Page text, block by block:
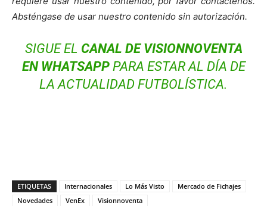
Absténgase de usar nuestro contenido sin autorización.
SIGUE EL CANAL DE VISIONNOVENTA
EN WHATSAPPPARA ESTAR AL DÍA DE
LA ACTUALIDAD FUTBOLÍSTICA.
ETIQUETAS Internacionales Lo Más Visto
Mercado de Fichajes
Novedades
VenEx Visionnoventa